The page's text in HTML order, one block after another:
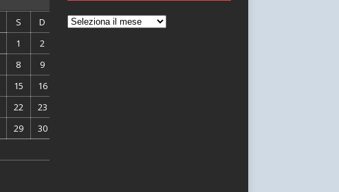
S
D
1
2
8
9
15
16
22
23
29
30